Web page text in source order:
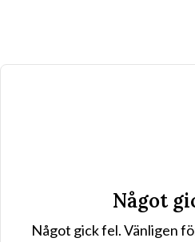
Något
Något gick fel. Vänligen